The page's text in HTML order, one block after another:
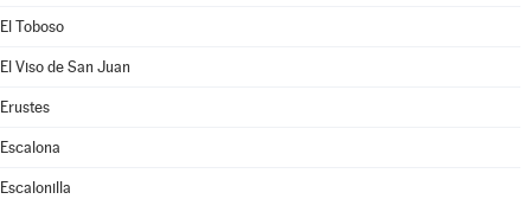
El Toboso
El Viso de San Juan
Erustes
Escalona
Escalonilla